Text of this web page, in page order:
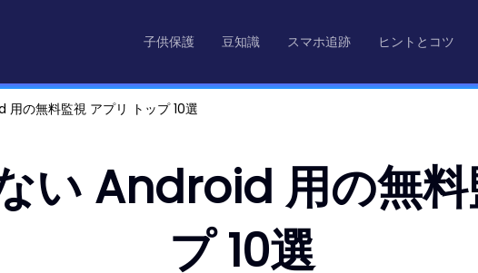
子供保護 豆知識 スマホ追跡 ヒントとコツ
の無料監視 アプリ トップ 10選
い Android 用の無
プ 10選